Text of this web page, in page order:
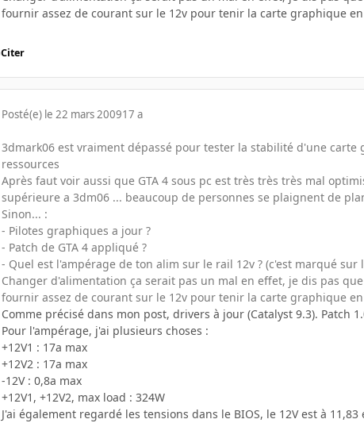
fournir assez de courant sur le 12v pour tenir la carte graphique
Citer
Posté(e) le 22 mars 200917 a
3dmark06 est vraiment dépassé pour tester la stabilité d'une
ressources
Après faut voir aussi que GTA 4 sous pc est très très très mal
supérieure a 3dm06 ... beaucoup de personnes se plaignent de
Sinon... :
- Pilotes graphiques a jour ?
- Patch de GTA 4 appliqué ?
- Quel est l'ampérage de ton alim sur le rail 12v ? (c'est marqué sur
Changer d'alimentation ça serait pas un mal en effet, je dis pas
fournir assez de courant sur le 12v pour tenir la carte graphique
Comme précisé dans mon post, drivers à jour (Catalyst 9.3). Patch
Pour l'ampérage, j'ai plusieurs choses :
+12V1 : 17a max
+12V2 : 17a max
-12V : 0,8a max
+12V1, +12V2, max load : 324W
J'ai également regardé les tensions dans le BIOS, le 12V est à